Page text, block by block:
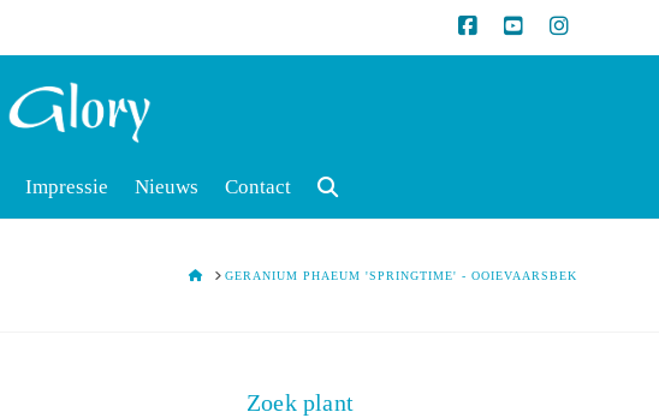
Impressie Nieuws Contact
HOMEGERANIUM PHAEUM 'SPRINGTIME' - OOIEVAARSBEK
Zoek plant